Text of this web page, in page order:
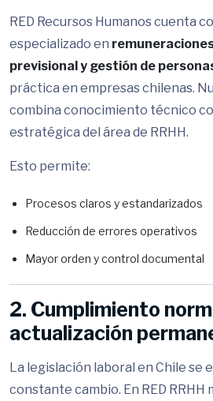
RED Recursos Humanos cuenta
especializado en
previsional y gestión de
práctica en empresas chilenas.
combina conocimiento técnico
estratégica del área de RRHH.
Esto permite:
Procesos claros y estandarizados
Reducción de errores operativos
Mayor orden y control documental
2. Cumplimiento
actualización
La legislación laboral en Chile se
constante cambio. En RED RRHH